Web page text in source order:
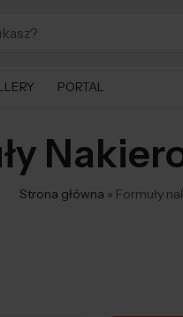
PORTAL
Strona główna » Formuły